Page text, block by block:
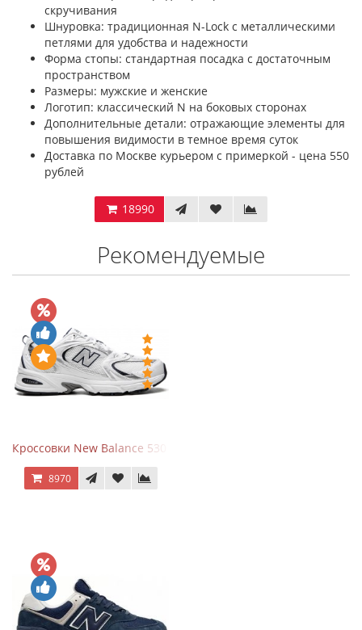
скручивания
Шнуровка: традиционная N-Lock с металлическими
петлями для удобства и надежности
Форма стопы: стандартная посадка с достаточным
пространством
Размеры: мужские и женские
Логотип: классический N на боковых сторонах
Дополнительные детали: отражающие элементы для
повышения видимости в темное время суток
Доставка по Москве курьером с примеркой - цена 550
рублей
18990
Рекомендуемые
Кроссовки New Balance 530 White Silver Navy
8970